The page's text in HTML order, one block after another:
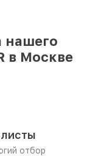
нашего
в Москве
отбор